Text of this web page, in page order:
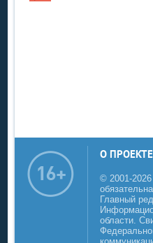
О ПРОЕКТЕ
© 2001-
Главный
области.